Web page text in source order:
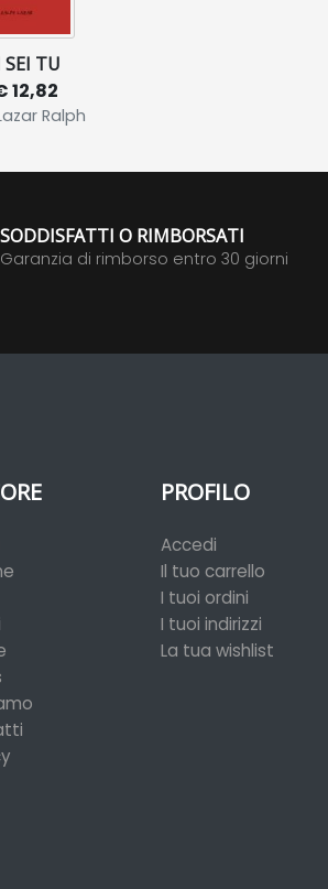
TU
12,82
Ralph
SODDISFATTI O RIMBORSATI
Garanzia di rimborso entro 30 giorni
PROFILO
Accedi
Il tuo carrello
I tuoi ordini
I tuoi indirizzi
La tua wishlist